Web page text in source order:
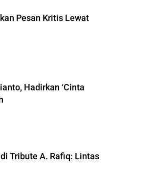
Pesan Kritis Lewat
Hadirkan ‘Cinta
Tribute A. Rafiq: Lintas